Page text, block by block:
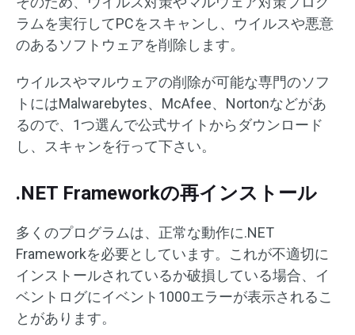
ラムを実行してPCをスキャンし、ウイルスや悪意
のあるソフトウェアを削除します。
ウイルスやマルウェアの削除が可能な専門のソフ
トにはMalwarebytes、McAfee、Nortonなどがあ
るので、1つ選んで公式サイトからダウンロード
し、スキャンを行って下さい。
.NET Frameworkの再インストール
多くのプログラムは、正常な動作に.NET
Frameworkを必要としています。これが不適切に
インストールされているか破損している場合、イ
ベントログにイベント1000エラーが表示されるこ
とがあります。